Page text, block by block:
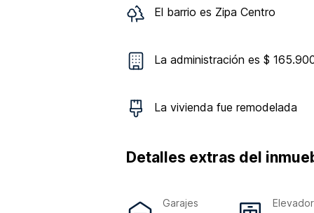
El barrio es Zipa Centro
La administración es $
La vivienda fue remodelada
Detalles extras del
Garajes